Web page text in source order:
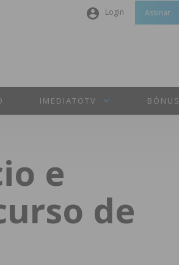
Login
Senha
Perdeu a sua senha?
Assinar
IMEDIATOTV BÓNUS
e
de